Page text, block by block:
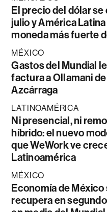
El precio del dólar se
julio y América
moneda más fuerte
MÉXICO
Gastos del Mundial
factura a Ollamani
Azcárraga
LATINOAMÉRICA
Ni presencial, ni
híbrido: el nuevo
que WeWork ve
Latinoamérica
MÉXICO
Economía de México
recupera en